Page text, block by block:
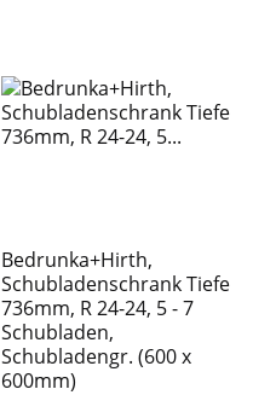
Bedrunka+Hirth,
Schubladenschrank Tiefe
736mm, R 24-24, 5 - 7
Schubladen,
Schubladengr. (600 x
600mm)